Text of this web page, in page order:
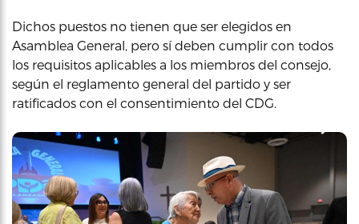
Dichos puestos no tienen que ser elegidos en
Asamblea General, pero sí deben cumplir con todos
los requisitos aplicables a los miembros del consejo,
según el reglamento general del partido y ser
ratificados con el consentimiento del CDG.